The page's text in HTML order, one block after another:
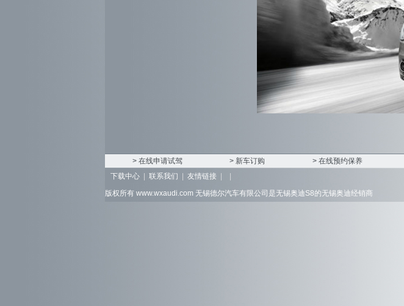
> 在线申请试驾 > 新车订购 > 在线预约保养
下载中心
联系我们 友情链接
版权所有 www.wxaudi.com 无锡德尔汽车有限公司 是无锡奥迪S8的无锡奥迪经销商